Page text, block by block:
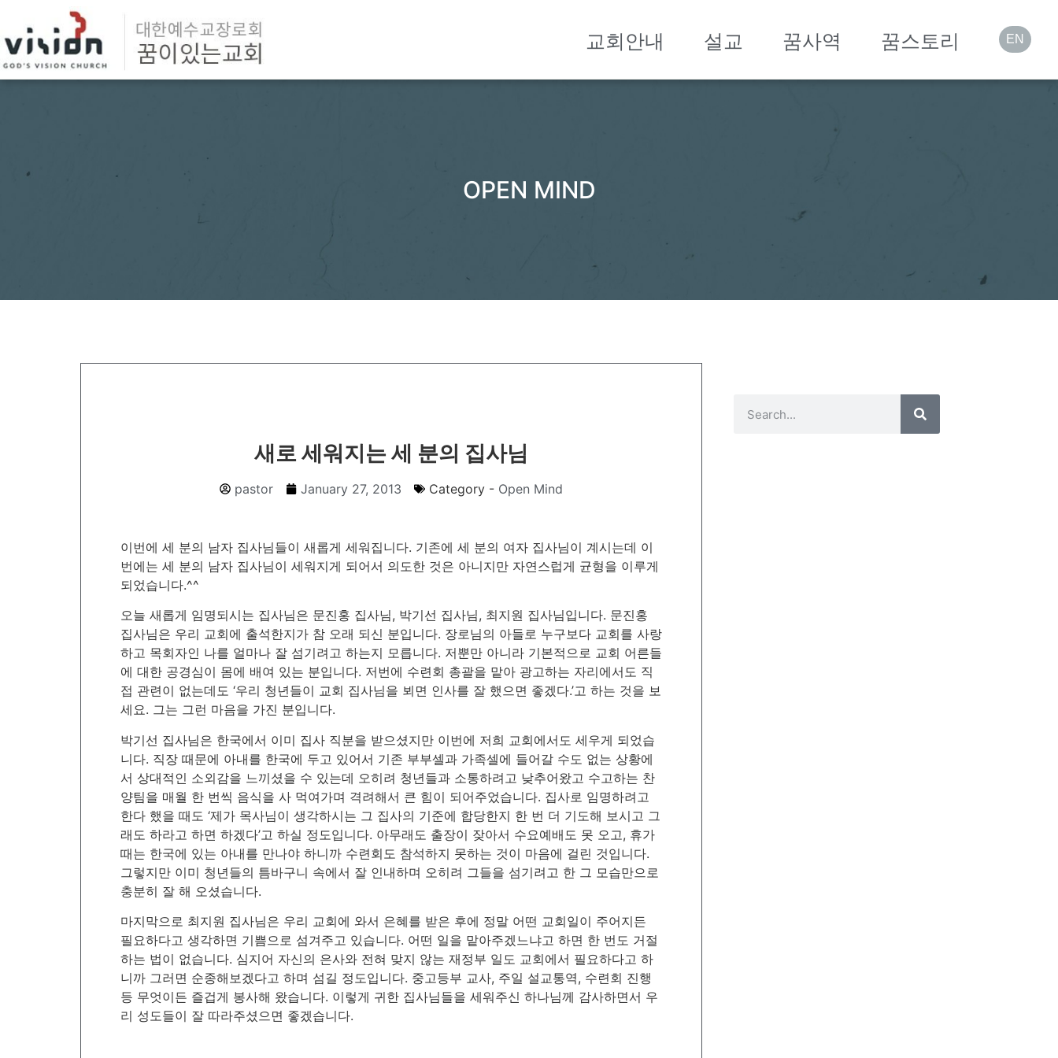
교회안내 설교 꿈사역 꿈스토리 EN
OPEN MIND
새로 세워지는 세 분의 집사님
pastor January 27, 2013 Category - Open Mind
이번에 세 분의 남자 집사님들이 새롭게 세워집니다. 기존에 세 분의 여자 집사님이 계시는데 이
번에는 세 분의 남자 집사님이 세워지게 되어서 의도한 것은 아니지만 자연스럽게 균형을 이루게
되었습니다.^^
오늘 새롭게 임명되시는 집사님은 문진홍 집사님, 박기선 집사님, 최지원 집사님입니다. 문진홍
집사님은 우리 교회에 출석한지가 참 오래 되신 분입니다. 장로님의 아들로 누구보다 교회를 사랑
하고 목회자인 나를 얼마나 잘 섬기려고 하는지 모릅니다. 저뿐만 아니라 기본적으로 교회 어른들
에 대한 공경심이 몸에 배여 있는 분입니다. 저번에 수련회 총괄을 맡아 광고하는 자리에서도 직
접 관련이 없는데도 ‘우리 청년들이 교회 집사님을 뵈면 인사를 잘 했으면 좋겠다.’고 하는 것을 보
세요. 그는 그런 마음을 가진 분입니다.
박기선 집사님은 한국에서 이미 집사 직분을 받으셨지만 이번에 저희 교회에서도 세우게 되었습
니다. 직장 때문에 아내를 한국에 두고 있어서 기존 부부셀과 가족셀에 들어갈 수도 없는 상황에
서 상대적인 소외감을 느끼셨을 수 있는데 오히려 청년들과 소통하려고 낮추어왔고 수고하는 찬
양팀을 매월 한 번씩 음식을 사 먹여가며 격려해서 큰 힘이 되어주었습니다. 집사로 임명하려고
한다 했을 때도 ‘제가 목사님이 생각하시는 그 집사의 기준에 합당한지 한 번 더 기도해 보시고 그
래도 하라고 하면 하겠다’고 하실 정도입니다. 아무래도 출장이 잦아서 수요예배도 못 오고, 휴가
때는 한국에 있는 아내를 만나야 하니까 수련회도 참석하지 못하는 것이 마음에 걸린 것입니다.
그렇지만 이미 청년들의 틈바구니 속에서 잘 인내하며 오히려 그들을 섬기려고 한 그 모습만으로
충분히 잘 해 오셨습니다.
마지막으로 최지원 집사님은 우리 교회에 와서 은혜를 받은 후에 정말 어떤 교회일이 주어지든
필요하다고 생각하면 기쁨으로 섬겨주고 있습니다. 어떤 일을 맡아주겠느냐고 하면 한 번도 거절
하는 법이 없습니다. 심지어 자신의 은사와 전혀 맞지 않는 재정부 일도 교회에서 필요하다고 하
니까 그러면 순종해보겠다고 하며 섬길 정도입니다. 중고등부 교사, 주일 설교통역, 수련회 진행
등 무엇이든 즐겁게 봉사해 왔습니다. 이렇게 귀한 집사님들을 세워주신 하나님께 감사하면서 우
리 성도들이 잘 따라주셨으면 좋겠습니다.